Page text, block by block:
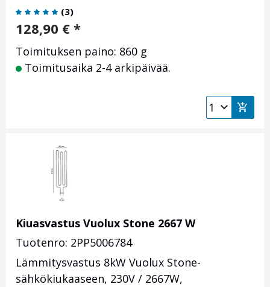
(3)
128,90 € *
Toimituksen paino: 860 g
Toimitusaika 2-4 arkipäivää.
Kiuasvastus Vuolux Stone 2667 W
Tuotenro: 2PP5006784
Lämmitysvastus 8kW Vuolux Stone-
sähkökiukaaseen, 230V / 2667W,